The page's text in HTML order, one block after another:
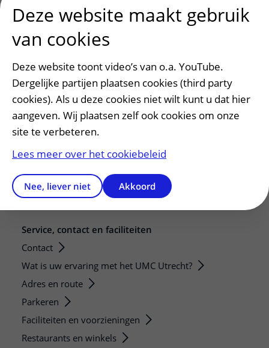
Stage en opleidingsplaatsen
Research
Strategic programs
Research groups
Researchers
Research technologies
Verwijzers
Diagnostiek aanvragen
Zorgverlenersportaal
Service, contact en faciliteiten
Contact
Wat is uw ervaring met het UMC Utrecht?
Adres en route
Parkeren
Faciliteiten en voorzieningen
Restaurants en winkels
Deze website maakt gebruik
van cookies
Deze website toont video’s van o.a. YouTube.
Dergelijke partijen plaatsen cookies (third party
cookies). Als u deze cookies niet wilt kunt u dat hier
aangeven. Wij plaatsen zelf ook cookies om onze
site te verbeteren.
Lees meer over het cookiebeleid
Nee, liever niet Akkoord